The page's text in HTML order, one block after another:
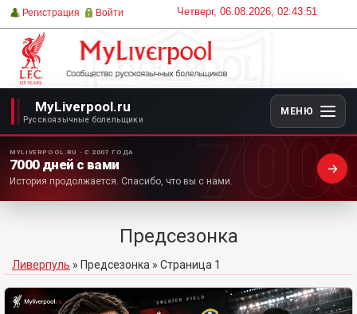
Четверг, 06.08.2026, 02:43:51
Регистрация Войти
MyLiverpool.ru
Русскоязычные болельщики
МЕНЮ
MYLIVERPOOL.RU · С 2007 ГОДА
7000 дней с вами
История продолжается. Спасибо, что вы с нами.
Предсезонка
Ливерпуль » Предсезонка » Страница 1